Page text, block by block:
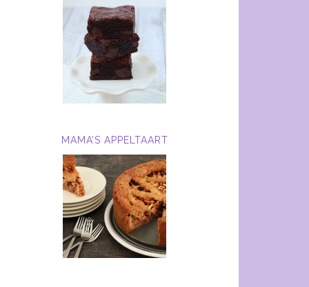
MAMA’S APPELTAART